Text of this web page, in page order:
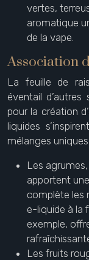
vertes,
aromatique
de la vape.
Association
La feuille de
éventail
pour la création
liquides
mélanges
Les
apportent
complète les
e-liquide à la
exemple,
Les fruits